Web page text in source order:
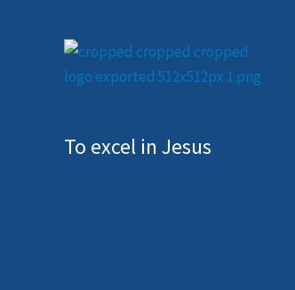
To excel in Jesus